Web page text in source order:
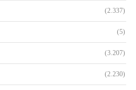
(2.337)
(5)
(3.207)
(2.230)